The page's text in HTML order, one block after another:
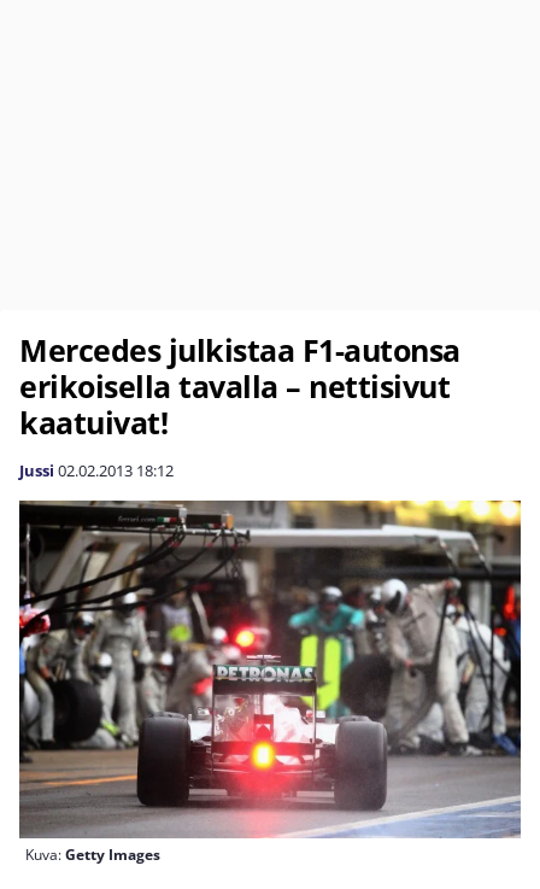
Mercedes julkistaa F1-autonsa
erikoisella tavalla – nettisivut
kaatuivat!
Jussi 02.02.2013 18:12
Kuva:Getty Images